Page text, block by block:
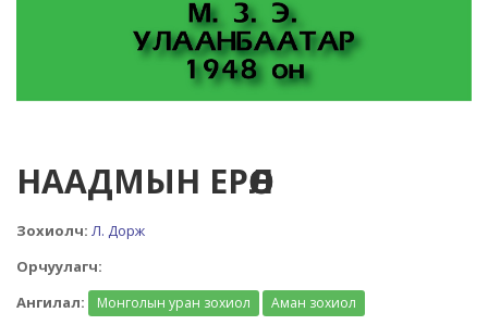
НААДМЫН ЕРӨӨЛ
Зохиолч: Л. Дорж
Орчуулагч:
Ангилал:
Монголын уран зохиол Аман зохиол